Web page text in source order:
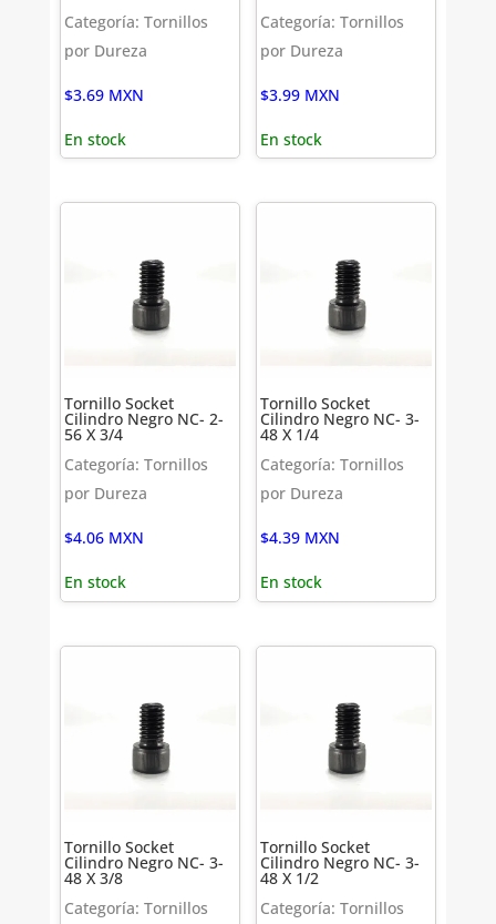
Categoría: Tornillos
por Dureza
$3.69 MXN
En stock
Categoría: Tornillos
por Dureza
$3.99 MXN
En stock
Tornillo Socket
Cilindro Negro NC- 2-
56 X 3/4
Categoría: Tornillos
por Dureza
$4.06 MXN
En stock
Tornillo Socket
Cilindro Negro NC- 3-
48 X 1/4
Categoría: Tornillos
por Dureza
$4.39 MXN
En stock
Tornillo Socket
Cilindro Negro NC- 3-
48 X 3/8
Categoría: Tornillos
Tornillo Socket
Cilindro Negro NC- 3-
48 X 1/2
Categoría: Tornillos